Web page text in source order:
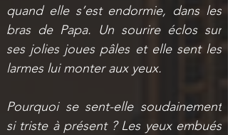
quand elle s’est endormie, dans les
bras de Papa. Un sourire éclos sur
ses jolies joues pâles et elle sent les
larmes lui monter aux yeux.
Pourquoi se sent-elle soudainement
si triste à présent ? Les yeux embués